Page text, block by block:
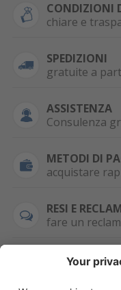
CONDIZIONI
chiare e
SPEDIZIONI
gratuite a
ASSISTENZA
Consulenza
METODI DI
acquistare
RESI E
fare un
SEMPRE
0471 506798